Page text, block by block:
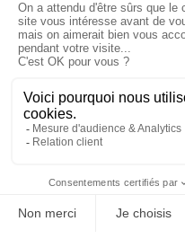
Impact
Cette campagne a
sensibiliser et
en faveur de
renforçant l'image du
Département comme